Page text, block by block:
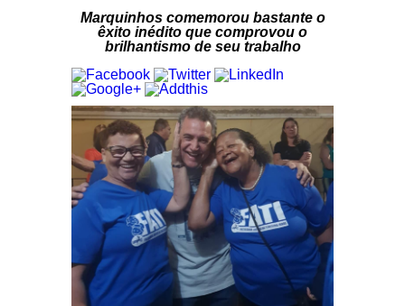
Marquinhos comemorou bastante o
êxito inédito que comprovou o
brilhantismo de seu trabalho